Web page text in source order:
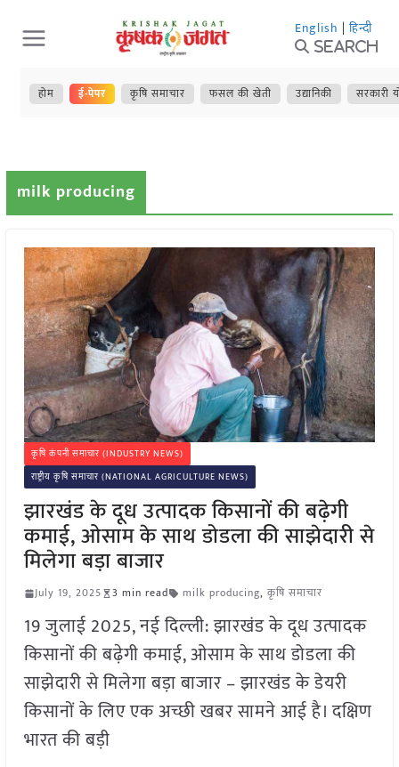
Skip
to
content
English | हिन्दी
Search
होम ई-पेपर कृषि समाचार फसल की खेती उद्यानिकी सरकारी
milk producing
कृषि कंपनी समाचार (INDUSTRY NEWS)
राष्ट्रीय कृषि समाचार (NATIONAL AGRICULTURE NEWS)
झारखंड के दूध उत्पादक किसानों की बढ़ेगी
कमाई, ओसाम के साथ डोडला की साझेदारी से
मिलेगा बड़ा बाजार
July 19, 2025 3 min read milk producing, कृषि समाचार
19 जुलाई 2025, नई दिल्ली: झारखंड के दूध उत्पादक
किसानों की बढ़ेगी कमाई, ओसाम के साथ डोडला की
साझेदारी से मिलेगा बड़ा बाजार – झारखंड के डेयरी
किसानों के लिए एक अच्छी खबर सामने आई है। दक्षिण
भारत की बड़ी